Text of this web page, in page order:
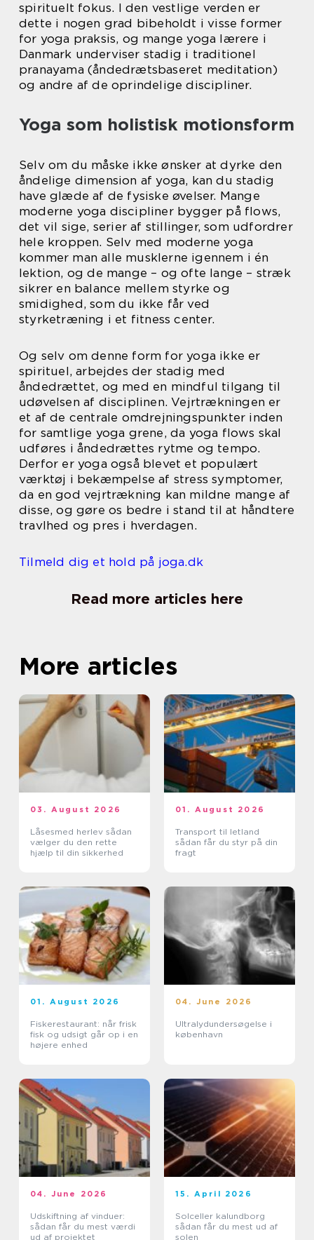
spirituelt fokus. I den vestlige verden er
dette i nogen grad bibeholdt i visse former
for yoga praksis, og mange yoga lærere i
Danmark underviser stadig i traditionel
pranayama (åndedrætsbaseret meditation)
og andre af de oprindelige discipliner.
Yoga som holistisk motionsform
Selv om du måske ikke ønsker at dyrke den
åndelige dimension af yoga, kan du stadig
have glæde af de fysiske øvelser. Mange
moderne yoga discipliner bygger på flows,
det vil sige, serier af stillinger, som udfordrer
hele kroppen. Selv med moderne yoga
kommer man alle musklerne igennem i én
lektion, og de mange – og ofte lange – stræk
sikrer en balance mellem styrke og
smidighed, som du ikke får ved
styrketræning i et fitness center.
Og selv om denne form for yoga ikke er
spirituel, arbejdes der stadig med
åndedrættet, og med en mindful tilgang til
udøvelsen af disciplinen. Vejrtrækningen er
et af de centrale omdrejningspunkter inden
for samtlige yoga grene, da yoga flows skal
udføres i åndedrættes rytme og tempo.
Derfor er yoga også blevet et populært
værktøj i bekæmpelse af stress symptomer,
da en god vejrtrækning kan mildne mange af
disse, og gøre os bedre i stand til at håndtere
travlhed og pres i hverdagen.
Tilmeld dig et hold på joga.dk
Read more articles here
More articles
03. August 2026
Låsesmed herlev sådan
vælger du den rette
hjælp til din sikkerhed
01. August 2026
Transport til letland
sådan får du styr på din
fragt
01. August 2026
Fiskerestaurant: når frisk
fisk og udsigt går op i en
højere enhed
04. June 2026
Ultralydundersøgelse i
københavn
04. June 2026
Udskiftning af vinduer:
sådan får du mest værdi
ud af projektet
15. April 2026
Solceller kalundborg
sådan får du mest ud af
solen